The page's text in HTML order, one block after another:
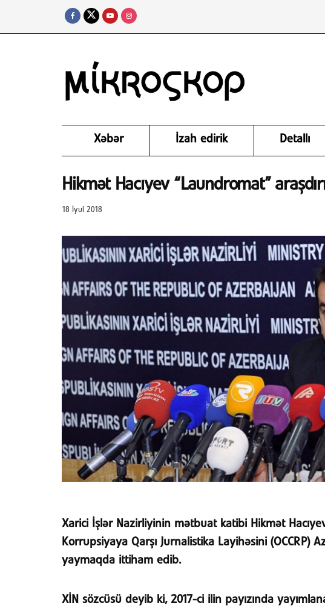
Xəbər İzah edirik Detallı
Hikmət Hacıyev “Laundromat”
18 İyul 2018
Xarici İşlər Nazirliyinin mətbuat katibi Hikmət
Korrupsiyaya Qarşı Jurnalistika Layihəsini (OCCRP)
yaymaqda ittiham edib.
XİN sözcüsü deyib ki, 2017-ci ilin payızında